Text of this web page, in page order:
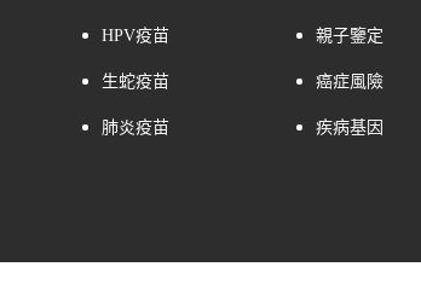
HPV疫苗
生蛇疫苗
肺炎疫苗
親子鑒定
癌症風險
疾病基因